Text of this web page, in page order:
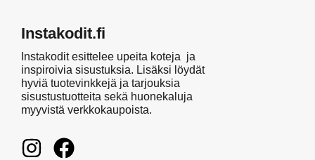
Instakodit.fi
Instakodit esittelee upeita koteja ja
inspiroivia sisustuksia. Lisäksi löydät
hyviä tuotevinkkejä ja tarjouksia
sisustustuotteita sekä huonekaluja
myyvistä verkkokaupoista.